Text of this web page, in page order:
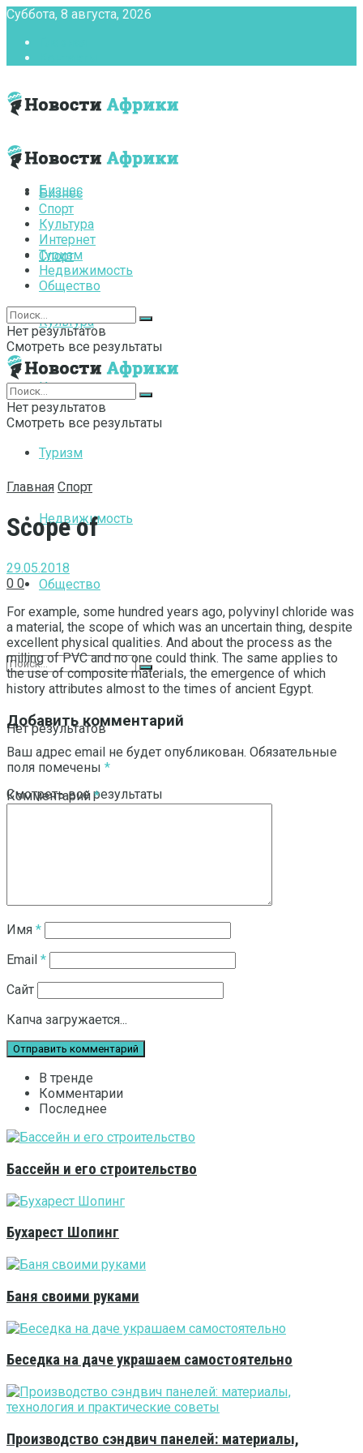
Суббота, 8 августа, 2026
Бизнес
Спорт
Культура
Интернет
Туризм
Недвижимость
Общество
Нет результатов
Смотреть все результаты
Бизнес
Спорт
Культура
Интернет
Туризм
Недвижимость
Общество
Нет результатов
Смотреть все результаты
Нет результатов
Смотреть все результаты
Главная Спорт
Scope of
29.05.2018
0 0
For example, some hundred years ago, polyvinyl chloride was
a material, the scope of which was an uncertain thing, despite
excellent physical qualities. And about the process as the
milling of PVC and no one could think. The same applies to
the use of composite materials, the emergence of which
history attributes almost to the times of ancient Egypt.
Добавить комментарий
Ваш адрес email не будет опубликован. Обязательные
поля помечены *
Комментарий*
Имя *
Email *
Сайт
Капча загружается...
В тренде
Комментарии
Последнее
Бассейн и его строительство
Бухарест Шопинг
Баня своими руками
Беседка на даче украшаем самостоятельно
Производство сэндвич панелей: материалы,